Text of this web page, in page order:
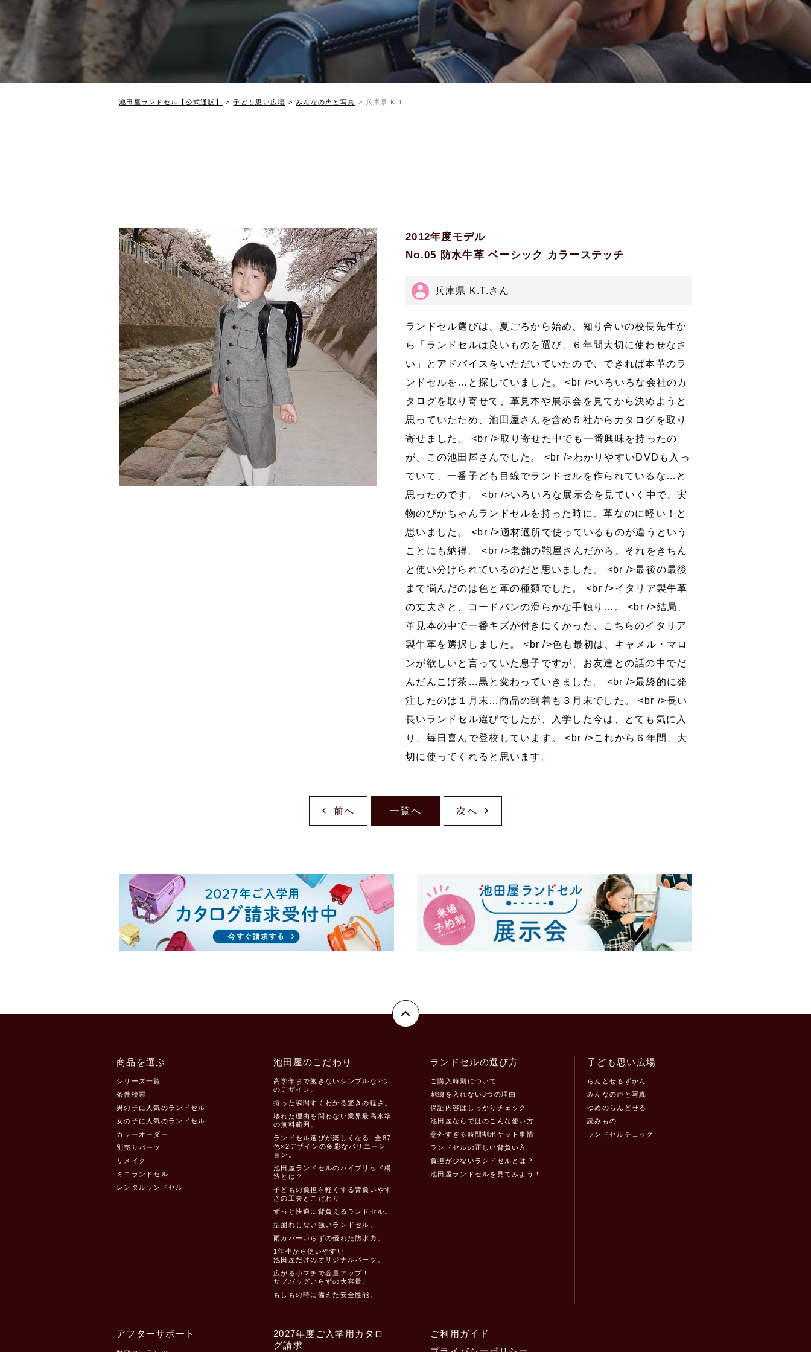
池田屋ランドセル【公式通販】 子ども思い広場 みんなの声と写真 兵庫県 K.T.
2012年度モデル
No.05 防水牛革 ベーシック カラーステッチ
兵庫県 K.T.さん
ランドセル選びは、夏ごろから始め、知り合いの校長先生か
ら「ランドセルは良いものを選び、６年間大切に使わせなさ
い」とアドバイスをいただいていたので、できれば本革のラ
ンドセルを…と探していました。 <br />いろいろな会社のカ
タログを取り寄せて、革見本や展示会を見てから決めようと
思っていたため、池田屋さんを含め５社からカタログを取り
寄せました。 <br />取り寄せた中でも一番興味を持ったの
が、この池田屋さんでした。 <br />わかりやすいDVDも入っ
ていて、一番子ども目線でランドセルを作られているな…と
思ったのです。 <br />いろいろな展示会を見ていく中で、実
物のぴかちゃんランドセルを持った時に、革なのに軽い！と
思いました。 <br />適材適所で使っているものが違うという
ことにも納得。 <br />老舗の鞄屋さんだから、それをきちん
と使い分けられているのだと思いました。 <br />最後の最後
まで悩んだのは色と革の種類でした。 <br />イタリア製牛革
の丈夫さと、コードバンの滑らかな手触り…。 <br />結局、
革見本の中で一番キズが付きにくかった、こちらのイタリア
製牛革を選択しました。 <br />色も最初は、キャメル・マロ
ンが欲しいと言っていた息子ですが、お友達との話の中でだ
んだんこげ茶…黒と変わっていきました。 <br />最終的に発
注したのは１月末…商品の到着も３月末でした。 <br />長い
長いランドセル選びでしたが、入学した今は、とても気に入
り、毎日喜んで登校しています。 <br />これから６年間、大
切に使ってくれると思います。
前へ 次へ
一覧へ
商品を選ぶ
シリーズ一覧
条件検索
男の子に人気のランドセル
女の子に人気のランドセル
カラーオーダー
別売りパーツ
リメイク
ミニランドセル
レンタルランドセル
池田屋のこだわり
高学年まで飽きないシンプルな2つ
のデザイン。
持った瞬間すぐわかる驚きの軽さ。
壊れた理由を問わない業界最高水準
の無料範囲。
ランドセル選びが楽しくなる! 全87
色×2デザインの多彩なバリエーシ
ョン。
池田屋ランドセルのハイブリッド構
造とは？
子どもの負担を軽くする背負いやす
さの工夫とこだわり
ずっと快適に背負えるランドセル。
型崩れしない強いランドセル。
雨カバーいらずの優れた防水力。
1年生から使いやすい
池田屋だけのオリジナルパーツ。
広がる小マチで容量アップ！
サブバッグいらずの大容量。
もしもの時に備えた安全性能。
ランドセルの選び方
ご購入時期について
刺繍を入れない3つの理由
保証内容はしっかりチェック
池田屋ならではのこんな使い方
意外すぎる時間割ポケット事情
ランドセルの正しい背負い方
負担が少ないランドセルとは？
池田屋ランドセルを見てみよう！
子ども思い広場
らんどせるずかん
みんなの声と写真
ゆめのらんどせる
読みもの
ランドセルチェック
アフターサポート
2027年度ご入学用カタロ
グ請求
ご利用ガイド